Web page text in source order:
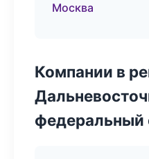
Москва
Компании в
федеральный